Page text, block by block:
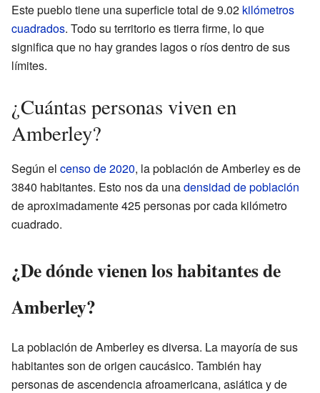
Este pueblo tiene una superficie total de 9.02 kilómetros
cuadrados. Todo su territorio es tierra firme, lo que
significa que no hay grandes lagos o ríos dentro de sus
límites.
¿Cuántas personas viven en
Amberley?
Según el censo de 2020, la población de Amberley es de
3840 habitantes. Esto nos da unadensidad de población
de aproximadamente 425 personas por cada kilómetro
cuadrado.
¿De dónde vienen los habitantes de
Amberley?
La población de Amberley es diversa. La mayoría de sus
habitantes son de origen caucásico. También hay
personas de ascendencia afroamericana, asiática y de